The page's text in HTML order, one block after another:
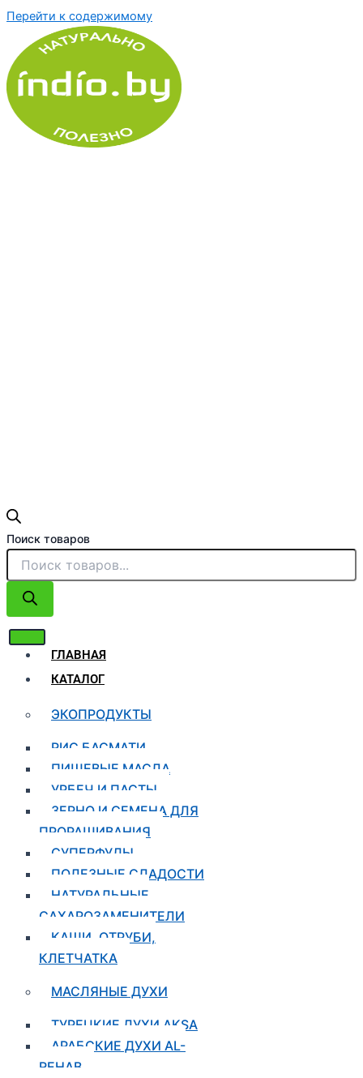
Перейти к содержимому
Поиск товаров
ГЛАВНАЯ
КАТАЛОГ
ЭКОПРОДУКТЫ
РИС БАСМАТИ
ПИЩЕВЫЕ МАСЛА
УРБЕЧ И ПАСТЫ
ЗЕРНО И СЕМЕНА ДЛЯ
ПРОРАЩИВАНИЯ
СУПЕРФУДЫ
ПОЛЕЗНЫЕ СЛАДОСТИ
НАТУРАЛЬНЫЕ
САХАРОЗАМЕНИТЕЛИ
КАШИ, ОТРУБИ,
КЛЕТЧАТКА
МАСЛЯНЫЕ ДУХИ
ТУРЕЦКИЕ ДУХИ AKSA
АРАБСКИЕ ДУХИ AL-
REHAB